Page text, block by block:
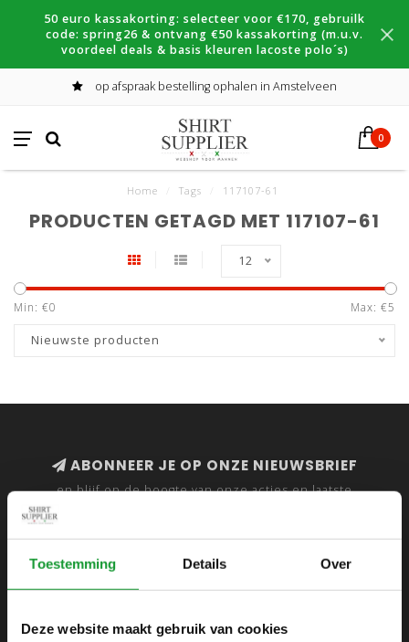
Toestemming Details Over
Deze website maakt gebruik van cookies
50 euro kassakorting: selecteer voor €170, gebruilk
code: spring26 & ontvang €50 kassakorting (m.u.v.
voordeel deals & basis kleuren lacoste polo´s)
op afspraak bestelling ophalen in Amstelveen
0
Home Tags 117107-61
PRODUCTEN GETAGD MET 117107-61
12
Min: €0 Max: €5
Nieuwste producten
ABONNEER JE OP ONZE NIEUWSBRIEF
en blijf op de hoogte van onze acties en laatste
SHIRTSUPPLIER.NL